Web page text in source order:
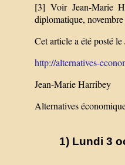
[3] Voir Jean-Marie
diplomatique,
Cet article a été posté
http://alternatives-
Jean-Marie Harribey
Alternatives
1) Lundi 3